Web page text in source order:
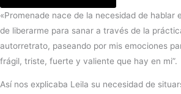
«Promenade nace de la necesidad de hablar
de liberarme para sanar a través de la
autorretrato, paseando por mis emociones
frágil, triste, fuerte y valiente que hay en mi”.
Así nos explicaba Leila su necesidad de